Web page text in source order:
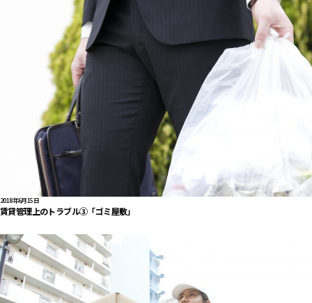
2018年6月15日
賃貸管理上のトラブル③「ゴミ屋敷」